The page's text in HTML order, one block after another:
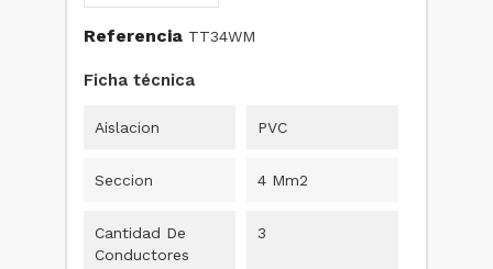
Referencia TT34WM
Ficha técnica
Aislacion PVC
Seccion 4 Mm2
Cantidad De
Conductores
3